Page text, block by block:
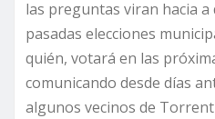
las preguntas viran hacia
pasadas elecciones
quién, votará en las
comunicando desde días
algunos vecinos de